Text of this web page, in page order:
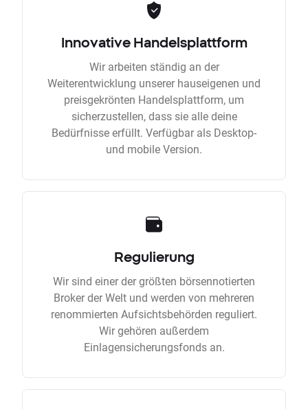
Innovative Handelsplattform
Wir arbeiten ständig an der
Weiterentwicklung unserer hauseigenen und
preisgekrönten Handelsplattform, um
sicherzustellen, dass sie alle deine
Bedürfnisse erfüllt. Verfügbar als Desktop-
und mobile Version.
Regulierung
Wir sind einer der größten börsennotierten
Broker der Welt und werden von mehreren
renommierten Aufsichtsbehörden reguliert.
Wir gehören außerdem
Einlagensicherungsfonds an.